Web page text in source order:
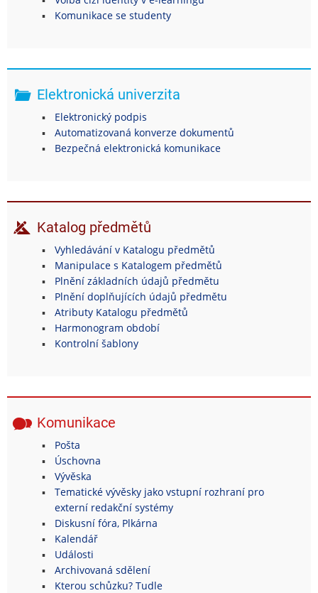
Komunikace se studenty
Elektronická univerzita
Elektronický podpis
Automatizovaná konverze dokumentů
Bezpečná elektronická komunikace
Katalog předmětů
Vyhledávání v Katalogu předmětů
Manipulace s Katalogem předmětů
Plnění základních údajů předmětu
Plnění doplňujících údajů předmětu
Atributy Katalogu předmětů
Harmonogram období
Kontrolní šablony
Komunikace
Pošta
Úschovna
Vývěska
Tematické vývěsky jako vstupní rozhraní pro
externí redakční systémy
Diskusní fóra, Plkárna
Kalendář
Události
Archivovaná sdělení
Kterou schůzku? Tudle